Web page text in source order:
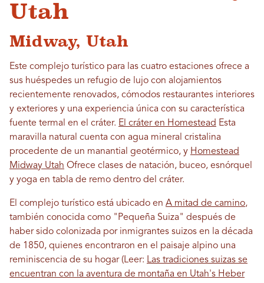
Utah
Midway, Utah
Este complejo turístico para las cuatro estaciones ofrece a
sus huéspedes un refugio de lujo con alojamientos
recientemente renovados, cómodos restaurantes interiores
y exteriores y una experiencia única con su característica
fuente termal en el cráter. El cráter en Homestead Esta
maravilla natural cuenta con agua mineral cristalina
procedente de un manantial geotérmico, y Homestead
Midway Utah Ofrece clases de natación, buceo, esnórquel
y yoga en tabla de remo dentro del cráter.
El complejo turístico está ubicado en A mitad de camino,
también conocida como "Pequeña Suiza" después de
haber sido colonizada por inmigrantes suizos en la década
de 1850, quienes encontraron en el paisaje alpino una
reminiscencia de su hogar (Leer: Las tradiciones suizas se
encuentran con la aventura de montaña en Utah's Heber